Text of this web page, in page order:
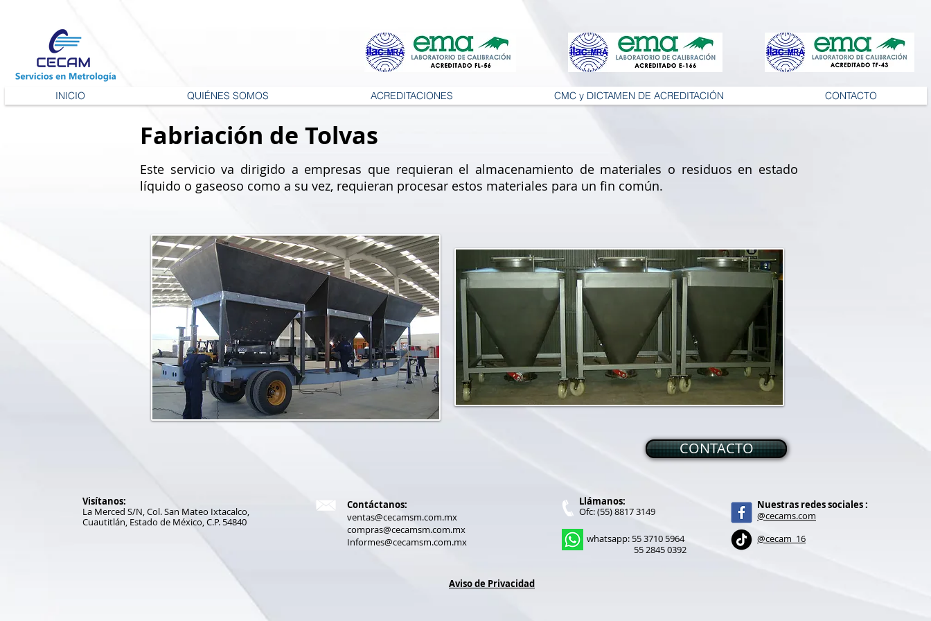
INICIO QUIÉNES SOMOS ACREDITACIONES CMC y DICTAMEN DE ACREDITACIÓN CONTACTO
Fabriación de Tolvas
Este servicio va dirigido a empresas que requieran el almacenamiento de materiales o residuos en estado
líquido o gaseoso como a su vez, requieran procesar estos materiales para un fin común.
CONTACTO
Visítanos:​
La Merced S/N, Col. San Mateo Ixtacalco,
Cuautitlán, Estado de México, C.P. 54840
Contáctanos:
ventas@cecamsm.com.mx
compras@cecamsm.com.mx
Informes@cecamsm.com.mx
Llámanos: ​
Ofc: (55) 8817 3149
whatsapp: 55 3710 5964
Nuestras redes sociales :
@cecams.com
@cecam_16
55 2845 0392
Aviso de Privacidad